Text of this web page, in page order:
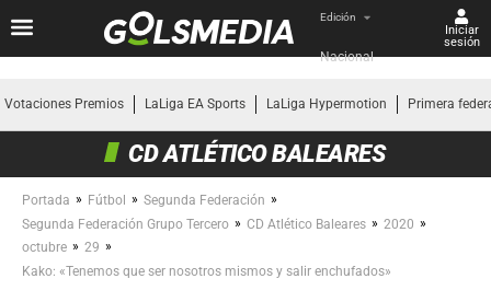
Edición
Nacional
Iniciar
sesión
Votaciones Premios LaLiga EA Sports LaLiga Hypermotion Primera
CD ATLÉTICO BALEARES
Portada » Fútbol » Segunda Federación »
Segunda Federación Grupo Tercero » CD Atlético Baleares » 2020 »
octubre » 29 »
Kako: «Tenemos que ser nosotros mismos y salir enchufados»